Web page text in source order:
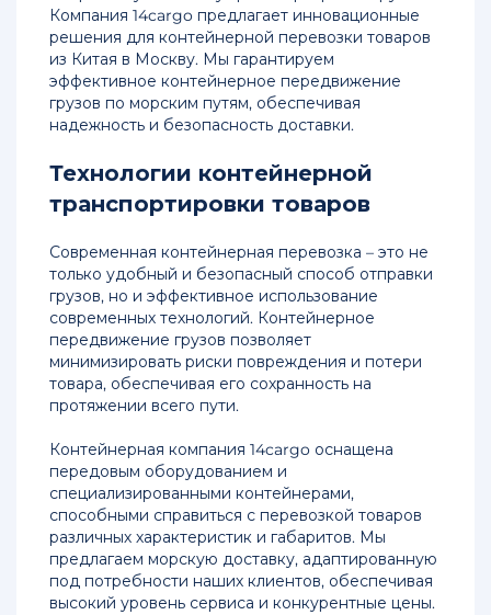
Компания 14cargo предлагает инновационные
решения для контейнерной перевозки товаров
из Китая в Москву. Мы гарантируем
эффективное контейнерное передвижение
грузов по морским путям, обеспечивая
надежность и безопасность доставки.
Технологии контейнерной
транспортировки товаров
Современная контейнерная перевозка – это не
только удобный и безопасный способ отправки
грузов, но и эффективное использование
современных технологий. Контейнерное
передвижение грузов позволяет
минимизировать риски повреждения и потери
товара, обеспечивая его сохранность на
протяжении всего пути.
Контейнерная компания 14cargo оснащена
передовым оборудованием и
специализированными контейнерами,
способными справиться с перевозкой товаров
различных характеристик и габаритов. Мы
предлагаем морскую доставку, адаптированную
под потребности наших клиентов, обеспечивая
высокий уровень сервиса и конкурентные цены.